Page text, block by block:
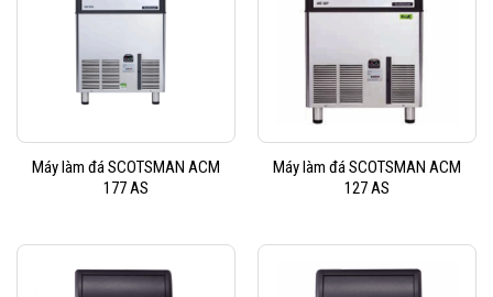
Máy làm đá SCOTSMAN ACM
177 AS
Máy làm đá SCOTSMAN ACM
127 AS